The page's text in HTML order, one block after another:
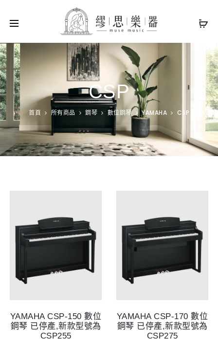
CSP
首頁 所有商品 鋼琴 數位鋼琴 YAMAHA CSP
YAMAHA CSP-150 數位
鋼琴 已停產,新款型號為
CSP255
YAMAHA CSP-170 數位
鋼琴 已停產,新款型號為
CSP275